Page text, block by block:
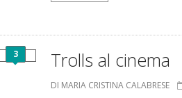
3 Trolls al cinema
DI MARIA CRISTINA CALABRESE